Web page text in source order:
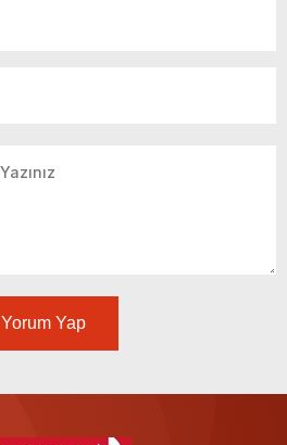
Yorum Yap